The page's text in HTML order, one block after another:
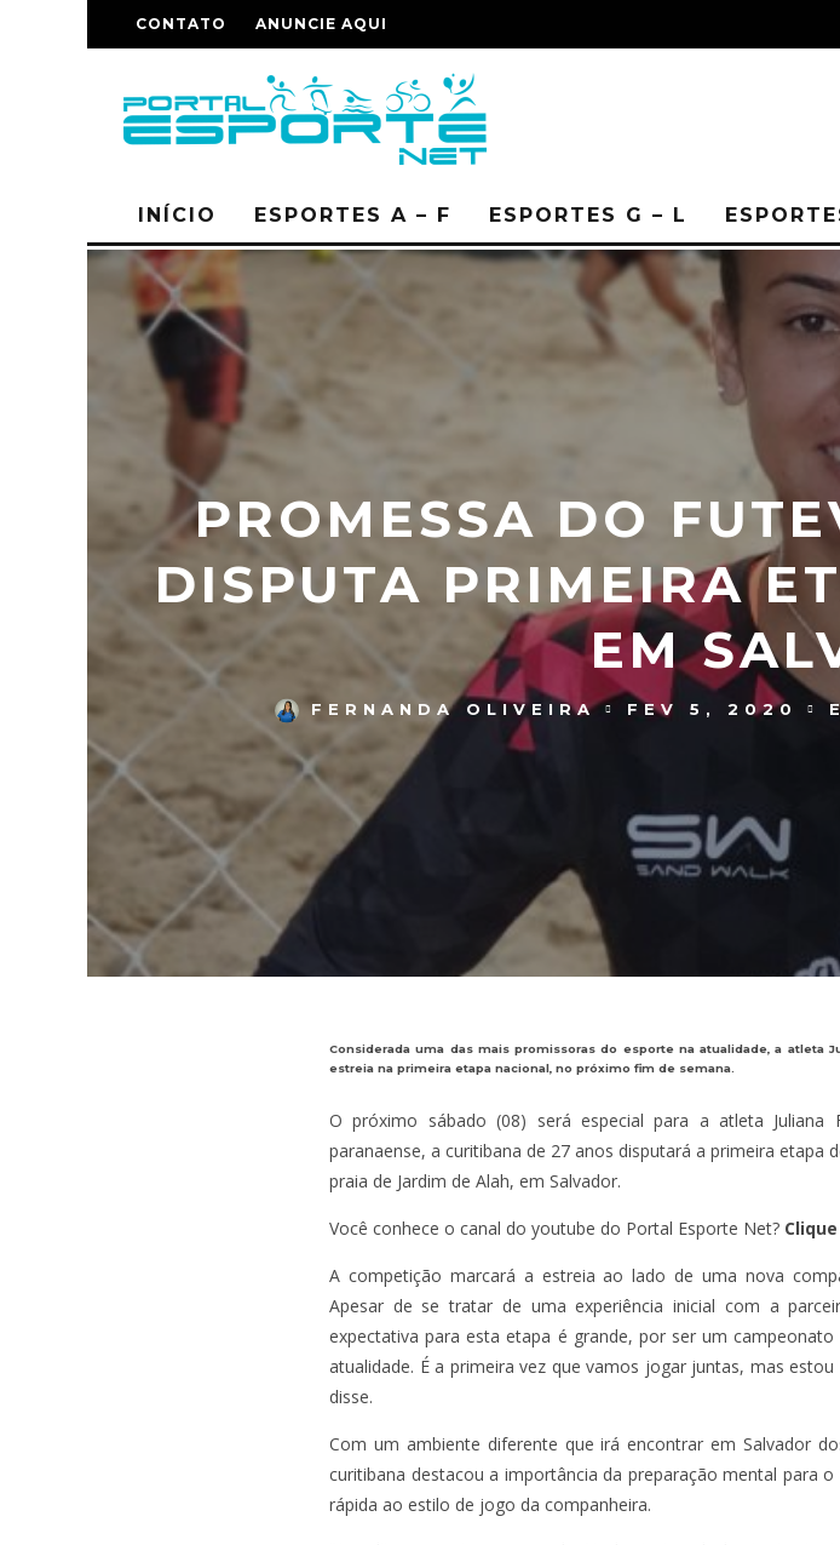
CONTATO ANUNCIE AQUI
INÍCIO ESPORTES A – F ESPORTES G – L
PROMESSA DO
DISPUTA PRIMEIRA
EM
FERNANDA OLIVEIRA FEV 5, 2020
Considerada uma das mais promissoras do esporte na atualidade, a atleta
estreia na primeira etapa nacional, no próximo fim de semana.
O próximo sábado (08) será especial para a atleta Juliana
paranaense, a curitibana de 27 anos disputará a primeira
praia de Jardim de Alah, em Salvador.
Você conhece o canal do youtube do Portal Esporte Net?
A competição marcará a estreia ao lado de uma nova
Apesar de se tratar de uma experiência inicial com a
expectativa para esta etapa é grande, por ser um
atualidade. É a primeira vez que vamos jogar juntas, mas
disse.
Com um ambiente diferente que irá encontrar em Salvador
curitibana destacou a importância da preparação mental para
rápida ao estilo de jogo da companheira.